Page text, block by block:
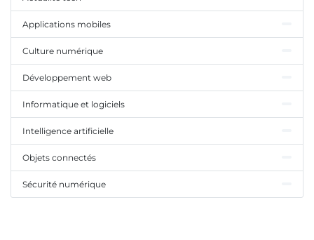
Applications mobiles
Culture numérique
Développement web
Informatique et logiciels
Intelligence artificielle
Objets connectés
Sécurité numérique